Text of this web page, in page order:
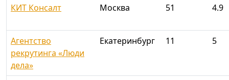
КИТ Консалт Москва 51 4.9
Агентство
рекрутинга «Люди
дела»
Екатеринбург 11 5